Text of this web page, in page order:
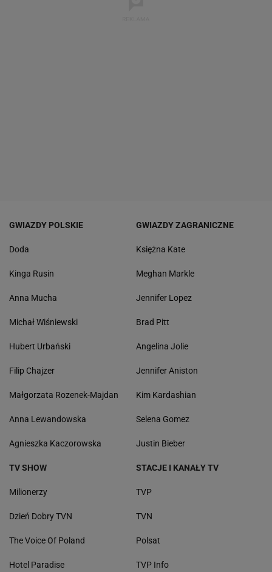
GWIAZDY POLSKIE
Doda
Kinga Rusin
Anna Mucha
Michał Wiśniewski
Hubert Urbański
Filip Chajzer
Małgorzata Rozenek-Majdan
Anna Lewandowska
Agnieszka Kaczorowska
GWIAZDY ZAGRANICZNE
Księżna Kate
Meghan Markle
Jennifer Lopez
Brad Pitt
Angelina Jolie
Jennifer Aniston
Kim Kardashian
Selena Gomez
Justin Bieber
TV SHOW
Milionerzy
Dzień Dobry TVN
The Voice Of Poland
Hotel Paradise
STACJE I KANAŁY TV
TVP
TVN
Polsat
TVP Info